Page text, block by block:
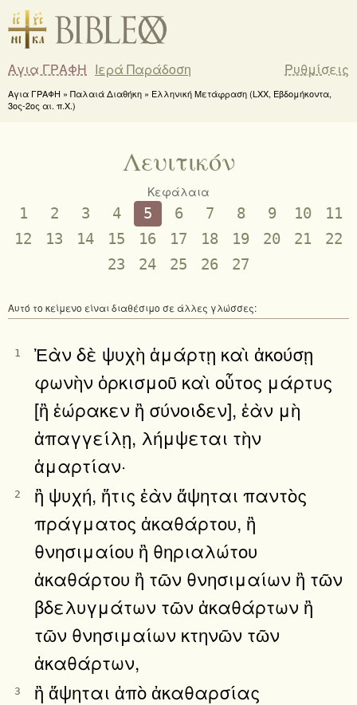
Αγια ΓΡΑΦΗ Ιερά Παράδοση Ρυθμίσεις
Αγια ΓΡΑΦΗ » Παλαιά Διαθήκη » Ελληνική Μετάφραση (LXX, Εβδομήκοντα,
3ος-2ος αι. π.Χ.)
Λευιτικόν
Κεφάλαια
1 2 3 4 5 6 7 8 9 10
11
12
13 14 15 16 17 18 19 20 21
22
23
24 25 26 27
Αυτό το κείμενο είναι διαθέσιμο σε άλλες γλώσσες:
1
Ἐὰν δὲ ψυχὴ ἁμάρτῃ καὶ ἀκούσῃ
φωνὴν ὁρκισμοῦ καὶ οὗτος μάρτυς
[ἢ ἑώρακεν ἢ σύνοιδεν], ἐὰν μὴ
ἀπαγγείλῃ, λήμψεται τὴν
ἁμαρτίαν·
2
ἢ ψυχή, ἥτις ἐὰν ἅψηται παντὸς
πράγματος ἀκαθάρτου, ἢ
θνησιμαίου ἢ θηριαλώτου
ἀκαθάρτου ἢ τῶν θνησιμαίων ἢ τῶν
βδελυγμάτων τῶν ἀκαθάρτων ἢ
τῶν θνησιμαίων κτηνῶν τῶν
ἀκαθάρτων,
3
ἢ ἅψηται ἀπὸ ἀκαθαρσίας